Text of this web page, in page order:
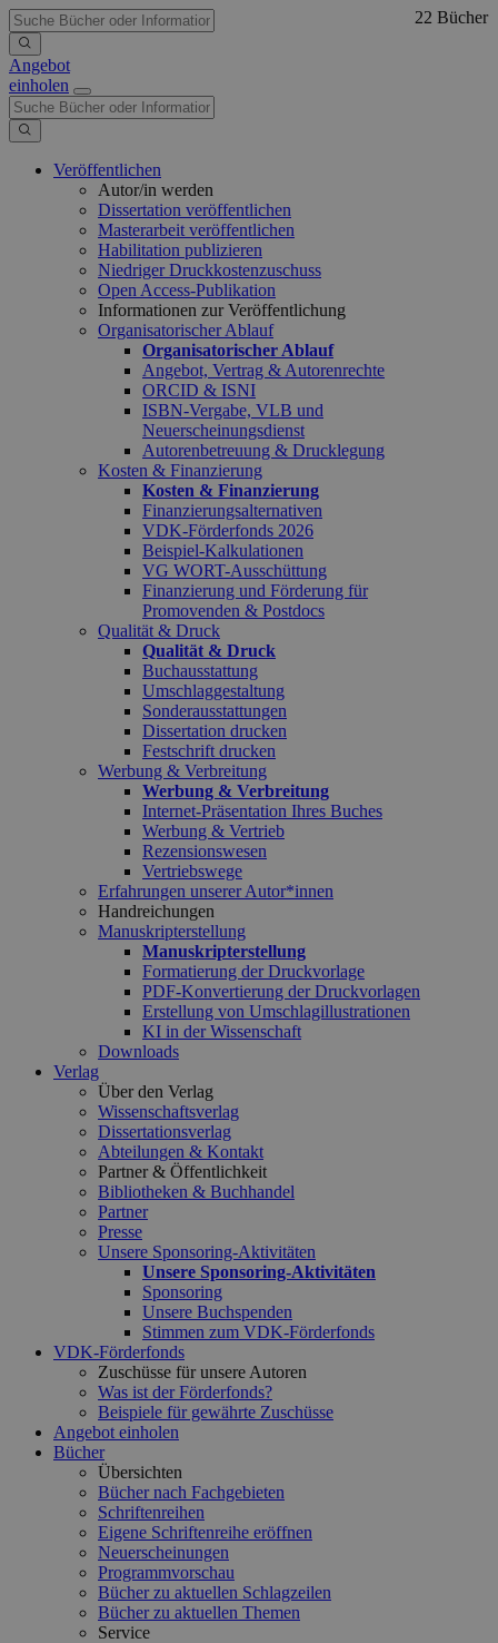
Angebot
einholen
Veröffentlichen
Autor/in werden
Dissertation veröffentlichen
Masterarbeit veröffentlichen
Habilitation publizieren
Niedriger Druckkostenzuschuss
Open Access-Publikation
Informationen zur Veröffentlichung
Organisatorischer Ablauf
Organisatorischer Ablauf
Angebot, Vertrag & Autorenrechte
ORCID & ISNI
ISBN-Vergabe, VLB und
Neuerscheinungsdienst
Autorenbetreuung & Drucklegung
Kosten & Finanzierung
Kosten & Finanzierung
Finanzierungsalternativen
VDK-Förderfonds 2026
Beispiel-Kalkulationen
VG WORT-Ausschüttung
Finanzierung und Förderung für
Promovenden & Postdocs
Qualität & Druck
Qualität & Druck
Buchausstattung
Umschlaggestaltung
Sonderausstattungen
Dissertation drucken
Festschrift drucken
Werbung & Verbreitung
Werbung & Verbreitung
Internet-Präsentation Ihres Buches
Werbung & Vertrieb
Rezensionswesen
Vertriebswege
Erfahrungen unserer Autor*innen
Handreichungen
Manuskripterstellung
Manuskripterstellung
Formatierung der Druckvorlage
PDF-Konvertierung der Druckvorlagen
Erstellung von Umschlagillustrationen
KI in der Wissenschaft
Downloads
Verlag
Über den Verlag
Wissenschaftsverlag
Dissertationsverlag
Abteilungen & Kontakt
Partner & Öffentlichkeit
Bibliotheken & Buchhandel
Partner
Presse
Unsere Sponsoring-Aktivitäten
Unsere Sponsoring-Aktivitäten
Sponsoring
Unsere Buchspenden
Stimmen zum VDK-Förderfonds
VDK-Förderfonds
Zuschüsse für unsere Autoren
Was ist der Förderfonds?
Beispiele für gewährte Zuschüsse
Angebot einholen
Bücher
Übersichten
Bücher nach Fachgebieten
Schriftenreihen
Eigene Schriftenreihe eröffnen
Neuerscheinungen
Programmvorschau
Bücher zu aktuellen Schlagzeilen
Bücher zu aktuellen Themen
Service
22 Bücher